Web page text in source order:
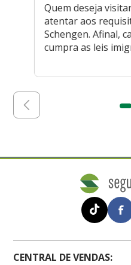
Quem deseja
atentar aos
Schengen. Afinal,
cumpra as leis
CENTRAL DE VENDAS: